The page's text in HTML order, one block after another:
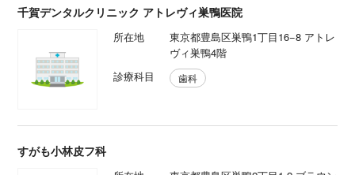
千賀デンタルクリニック アトレヴィ巣鴨医院
所在地
東京都豊島区巣鴨1丁目16−8 アトレ
ヴィ巣鴨4階
診療科目
歯科
すがも小林皮フ科